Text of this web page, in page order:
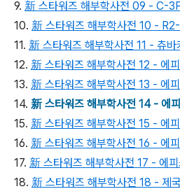
9. 新 스타워즈 해부학사전 09 - C-
10. 新 스타워즈 해부학사전 10 -
11. 新 스타워즈 해부학사전 11 - 츄
12. 新 스타워즈 해부학사전 12 - 에
13. 新 스타워즈 해부학사전 13 - 에
14. 新 스타워즈 해부학사전 14 - 에
15. 新 스타워즈 해부학사전 15 - 에
16. 新 스타워즈 해부학사전 16 - 에
17. 新 스타워즈 해부학사전 17 - 에
18. 新 스타워즈 해부학사전 18 - 제